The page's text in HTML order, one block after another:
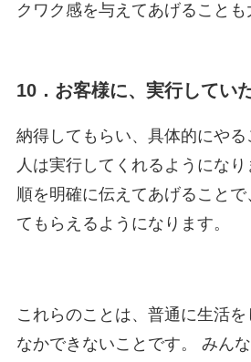
クワク感を与えてあげることも
10．お客様に、実行してい
納得してもらい、具体的にやる
人は実行してくれるようにな
順を明確に伝えてあげること
てもらえるようになります。
これらのことは、普通に生活
なかできないことです。 みん